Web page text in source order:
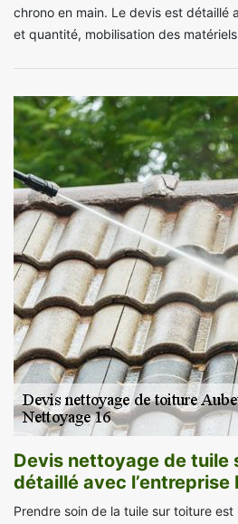
chrono en main. Le devis est détaillé
et quantité, mobilisation des
Devis nettoyage de tuile
détaillé avec l’entreprise
Prendre soin de la tuile sur toiture est